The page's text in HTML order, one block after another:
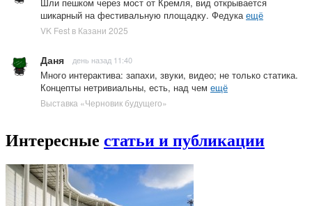
шикарный на фестивальную площадку. Федука ещё
VK Fest в Казани 2025
Даня день назад 11:40
Много интерактива: запахи, звуки, видео; не только статика.
Концепты нетривиальны, есть, над чем ещё
Выставка «Черновик будущего»
Интересные статьи и публикации